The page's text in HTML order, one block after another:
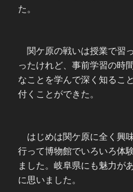
た。
関ケ原の戦いは授業で習
ったけれど、事前学習の時
なことを学んで深く知るこ
付くことができた。
はじめは関ケ原に全く興
行って博物館でいろいろ体
ました。岐阜県にも魅力が
に思いました。